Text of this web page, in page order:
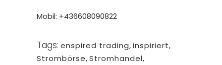
Mobil: +436608090822
Tags: enspired trading,inspiriert,
Strombörse,Stromhandel,